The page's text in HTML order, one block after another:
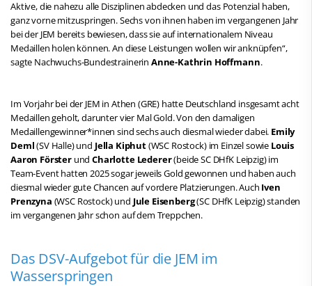
Aktive, die nahezu alle Disziplinen abdecken und das Potenzial haben,
ganz vorne mitzuspringen. Sechs von ihnen haben im vergangenen Jahr
bei der JEM bereits bewiesen, dass sie auf internationalem Niveau
Medaillen holen können. An diese Leistungen wollen wir anknüpfen“,
sagte Nachwuchs-Bundestrainerin Anne-Kathrin Hoffmann.
Im Vorjahr bei der JEM in Athen (GRE) hatte Deutschland insgesamt acht
Medaillen geholt, darunter vier Mal Gold. Von den damaligen
Medaillengewinner*innen sind sechs auch diesmal wieder dabei. Emily
Deml(SV Halle) und Jella Kiphut(WSC Rostock) im Einzel sowie Louis
Aaron FörsterundCharlotte Lederer(beide SC DHfK Leipzig) im
Team-Event hatten 2025 sogar jeweils Gold gewonnen und haben auch
diesmal wieder gute Chancen auf vordere Platzierungen. Auch Iven
Prenzyna (WSC Rostock) und Jule Eisenberg(SC DHfK Leipzig) standen
im vergangenen Jahr schon auf dem Treppchen.
Das DSV-Aufgebot für die JEM im
Wasserspringen